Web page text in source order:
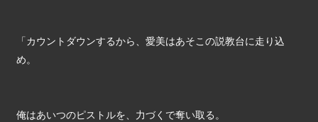
「カウントダウンするから、愛美はあそこの説教台に走り込
め。
俺はあいつのピストルを、力づくで奪い取る。